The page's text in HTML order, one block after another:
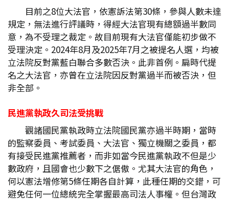
目前之8位大法官，依憲訴法第30條，參與人數未達
規定，無法進行評議時，得經大法官現有總額過半數同
意，為不受理之裁定。故目前現有大法官僅能初步做不
受理決定。2024年8月及2025年7月之被提名人選，均被
立法院反對黨藍白聯合多數否決。此非首例。扁時代提
名之大法官，亦曾在立法院因反對黨過半而被否決，但
非全部。
民進黨執政久司法受挑戰
觀諸國民黨執政時立法院國民黨亦過半時期，當時
的監察委員、考試委員、大法官、獨立機關之委員，都
有接受民進黨推薦者，而非如當今民進黨執政不但是少
數政府，且國會也少數下之倨傲。尤其大法官的角色，
何以憲法增修第5條任期各自計算，此種任期的交錯，可
避免任何一位總統完全掌握最高司法人事權。但台灣政